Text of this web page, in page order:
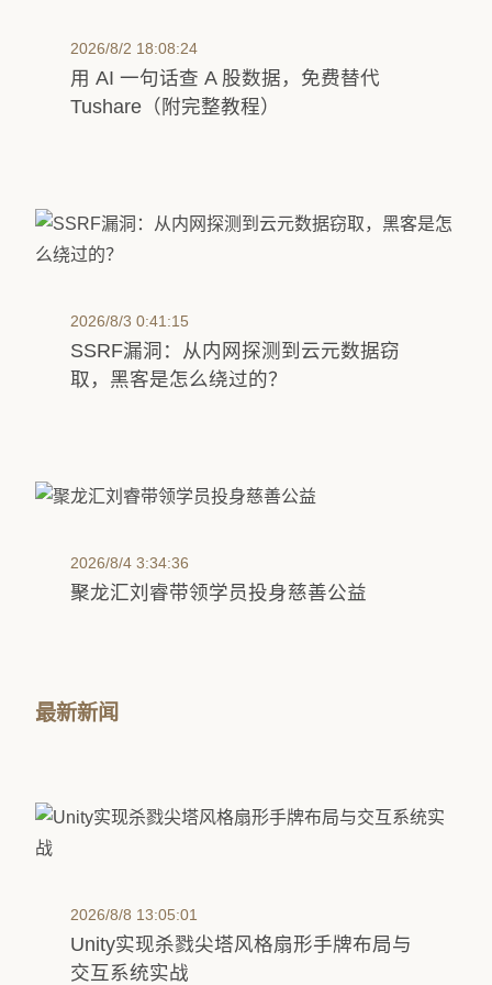
2026/8/2 18:08:24
用 AI 一句话查 A 股数据，免费替代
Tushare（附完整教程）
2026/8/3 0:41:15
SSRF漏洞：从内网探测到云元数据窃
取，黑客是怎么绕过的？
2026/8/4 3:34:36
聚龙汇刘睿带领学员投身慈善公益
最新新闻
2026/8/8 13:05:01
Unity实现杀戮尖塔风格扇形手牌布局与
交互系统实战